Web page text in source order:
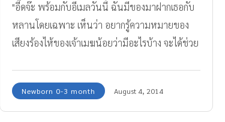
"อี๊ดจ๊ะ พร้อมกับอีเมลวันนี้ ฉันมีของมาฝากเธอกับ
หลานโดยเฉพาะ เห็นว่า อยากรู้ความหมายของ
เสียงร้องไห้ของเจ้าเมฆน้อยว่ามีอะไรบ้าง จะได้ช่วย
Newborn 0-3 month August 4, 2014